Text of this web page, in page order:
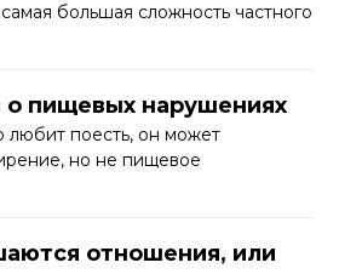
большая сложность частного
о пищевых нарушениях
любит поесть, он может
но не пищевое
отношения, или